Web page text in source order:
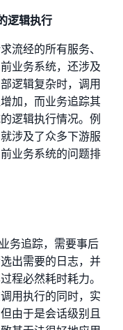
逻辑执行
流经的所有服务、
业务系统，还涉及
逻辑复杂时，调用
加，而业务追踪其
逻辑执行情况。例
涉及了众多下游服
业务系统的问题排
务追踪，需要事后
出需要的日志，并
程必然耗时耗力。
用执行的同时，实
由于是会话级别且